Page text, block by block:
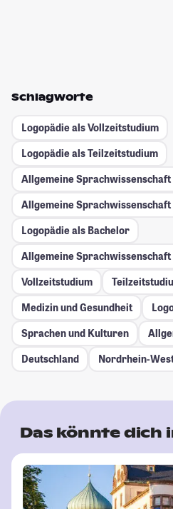
Schlagworte
Logopädie als Vollzeitstudium
Logopädie als Teilzeitstudium
Allgemeine
Allgemeine
Logopädie als Bachelor
Allgemeine
Vollzeitstudium
Medizin und Gesundheit
Sprachen und Kulturen
Deutschland
Nordrhein-
Das könnte dich